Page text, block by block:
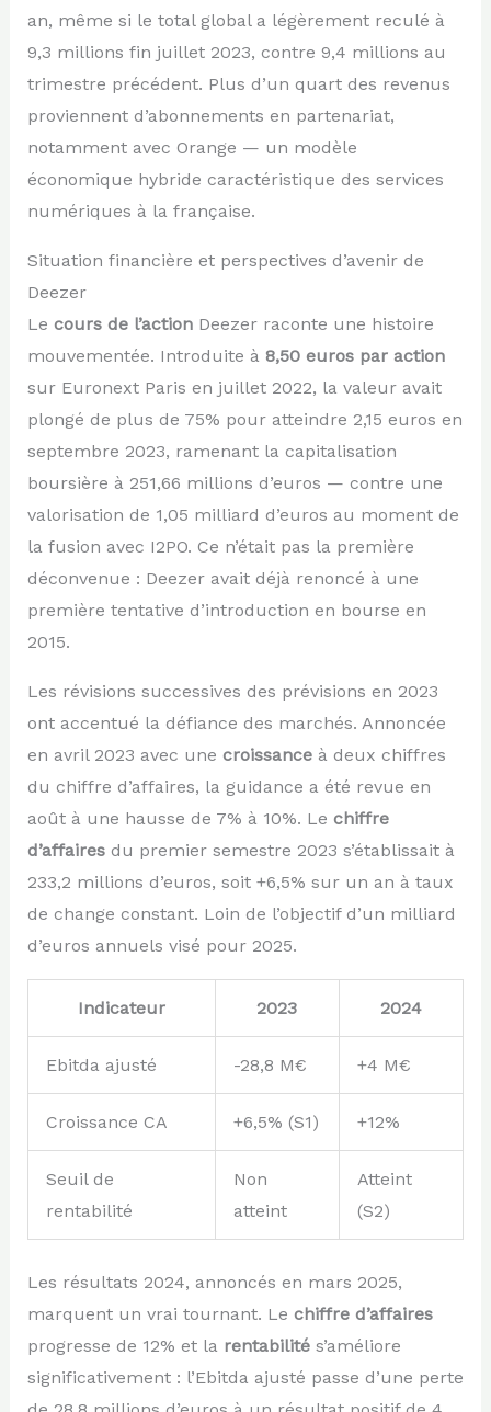
an, même si le total global a légèrement reculé à
9,3 millions fin juillet 2023, contre 9,4 millions au
trimestre précédent. Plus d’un quart des revenus
proviennent d’abonnements en partenariat,
notamment avec Orange — un modèle
économique hybride caractéristique des services
numériques à la française.
Situation financière et perspectives d’avenir de
Deezer
Le cours de l’actionDeezer raconte une histoire
mouvementée. Introduite à 8,50 euros par action
sur Euronext Paris en juillet 2022, la valeur avait
plongé de plus de 75% pour atteindre 2,15 euros en
septembre 2023, ramenant la capitalisation
boursière à 251,66 millions d’euros — contre une
valorisation de 1,05 milliard d’euros au moment de
la fusion avec I2PO. Ce n’était pas la première
déconvenue : Deezer avait déjà renoncé à une
première tentative d’introduction en bourse en
2015.
Les révisions successives des prévisions en 2023
ont accentué la défiance des marchés. Annoncée
en avril 2023 avec une croissanceà deux chiffres
du chiffre d’affaires, la guidance a été revue en
août à une hausse de 7% à 10%. Le chiffre
d’affairesdu premier semestre 2023 s’établissait à
233,2 millions d’euros, soit +6,5% sur un an à taux
de change constant. Loin de l’objectif d’un milliard
d’euros annuels visé pour 2025.
Indicateur 2023 2024
Ebitda ajusté -28,8 M€ +4 M€
Croissance CA +6,5% (S1) +12%
Seuil de
rentabilité
Non
atteint
Atteint
(S2)
Les résultats 2024, annoncés en mars 2025,
marquent un vrai tournant. Le chiffre d’affaires
progresse de 12% et la rentabilités’améliore
significativement : l’Ebitda ajusté passe d’une perte